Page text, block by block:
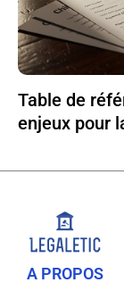
Table de
enjeux pour
A PROPOS